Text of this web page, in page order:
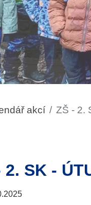
akcí ZŠ - 2.
2. SK -